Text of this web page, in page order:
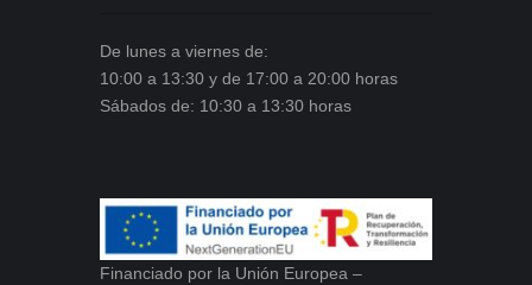
De lunes a viernes de:
10:00 a 13:30 y de 17:00 a 20:00 horas
Sábados de: 10:30 a 13:30 horas
Financiado por la Unión Europea –